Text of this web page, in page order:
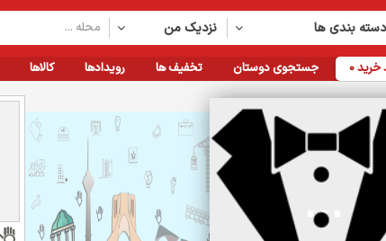
نزدیک من بندی ها
کالاها رویدادها تخفیف ها جستجوی دوستان خرید0